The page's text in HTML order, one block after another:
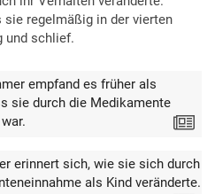
sie regelmäßig in der vierten
und schlief.
empfand es früher als
sie durch die Medikamente
erinnert sich, wie sie sich durch
als Kind veränderte.